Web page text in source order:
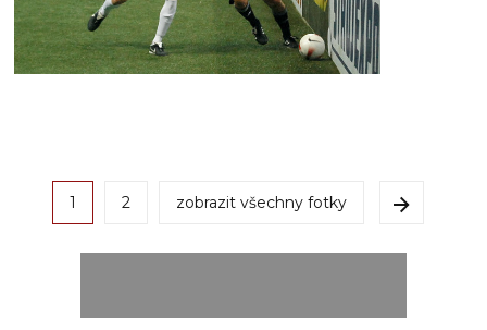
1 2 zobrazit všechny fotky